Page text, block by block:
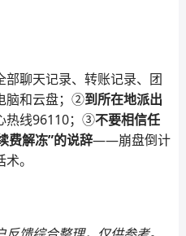
部聊天记录、转账记录、团
脑和云盘；②到所在地派出
热线96110；③不要相信任
费解冻”的说辞——崩盘倒计
。